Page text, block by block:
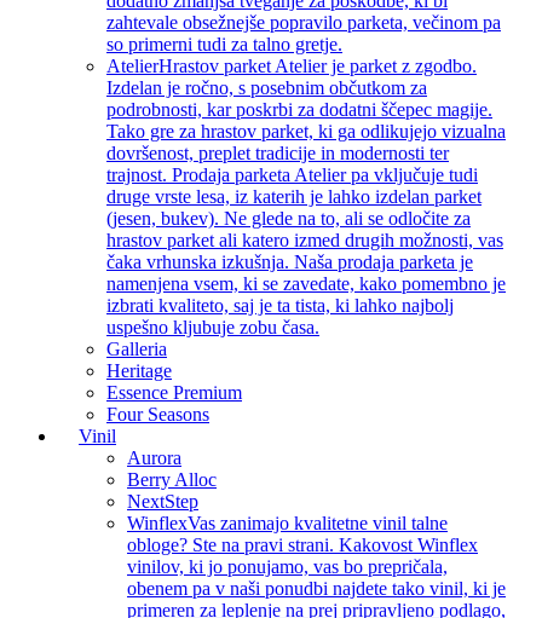
zahtevale obsežnejše popravilo parketa, večinom pa
so primerni tudi za talno gretje.
AtelierHrastov parket Atelier je parket z zgodbo.
Izdelan je ročno, s posebnim občutkom za
podrobnosti, kar poskrbi za dodatni ščepec magije.
Tako gre za hrastov parket, ki ga odlikujejo vizualna
dovršenost, preplet tradicije in modernosti ter
trajnost. Prodaja parketa Atelier pa vključuje tudi
druge vrste lesa, iz katerih je lahko izdelan parket
(jesen, bukev). Ne glede na to, ali se odločite za
hrastov parket ali katero izmed drugih možnosti, vas
čaka vrhunska izkušnja. Naša prodaja parketa je
namenjena vsem, ki se zavedate, kako pomembno je
izbrati kvaliteto, saj je ta tista, ki lahko najbolj
uspešno kljubuje zobu časa.
Galleria
Heritage
Essence Premium
Four Seasons
Vinil
Aurora
Berry Alloc
NextStep
WinflexVas zanimajo kvalitetne vinil talne
obloge? Ste na pravi strani. Kakovost Winflex
vinilov, ki jo ponujamo, vas bo prepričala,
obenem pa v naši ponudbi najdete tako vinil, ki je
primeren za leplenje na prej pripravljeno podlago,